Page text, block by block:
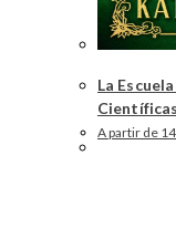
La
A partir de